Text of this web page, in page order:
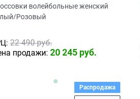
волейбольные женский
Розовый
22 490 руб.
продажи: 20 245 руб.
Распродажа